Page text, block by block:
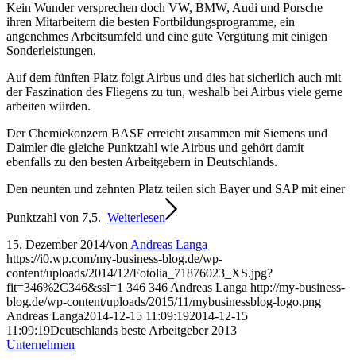
Kein Wunder versprechen doch VW, BMW, Audi und Porsche
ihren Mitarbeitern die besten Fortbildungsprogramme, ein
angenehmes Arbeitsumfeld und eine gute Vergütung mit einigen
Sonderleistungen.
Auf dem fünften Platz folgt Airbus und dies hat sicherlich auch mit
der Faszination des Fliegens zu tun, weshalb bei Airbus viele gerne
arbeiten würden.
Der Chemiekonzern BASF erreicht zusammen mit Siemens und
Daimler die gleiche Punktzahl wie Airbus und gehört damit
ebenfalls zu den besten Arbeitgebern in Deutschlands.
Den neunten und zehnten Platz teilen sich Bayer und SAP mit einer
Punktzahl von 7,5. Weiterlesen
15. Dezember 2014/von Andreas Langa
https://i0.wp.com/my-business-blog.de/wp-
content/uploads/2014/12/Fotolia_71876023_XS.jpg?
fit=346%2C346&ssl=1 346 346 Andreas Langa http://my-business-
blog.de/wp-content/uploads/2015/11/mybusinessblog-logo.png
Andreas Langa2014-12-15 11:09:192014-12-15
11:09:19Deutschlands beste Arbeitgeber 2013
Unternehmen